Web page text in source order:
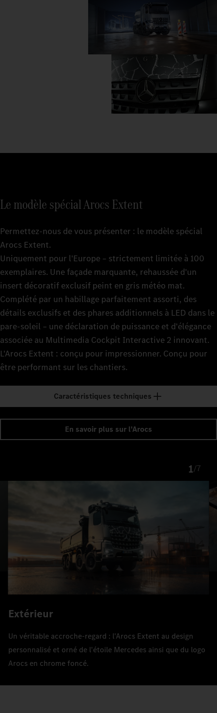
Le modèle spécial Arocs Extent
Permettez-nous de vous présenter : le modèle spécial
Arocs Extent.
Uniquement pour l'Europe – strictement limitée à 100
exemplaires. Une façade marquante, rehaussée d'un
insert décoratif exclusif peint en gris météo mat.
Complété par un habillage parfaitement assorti, des
détails exclusifs et des phares additionnels à LED dans le
pare-soleil – une déclaration de puissance et d'élégance
associée au Multimedia Cockpit Interactive 2 innovant.
L'Arocs Extent : conçu pour impressionner. Conçu pour
être performant sur les chantiers.
Caractéristiques techniques
En savoir plus sur l'Arocs
1/7
Extérieur
Un véritable accroche-regard : l'Arocs Extent au design
personnalisé et orné de l'étoile Mercedes ainsi que du logo
Arocs en chrome foncé.